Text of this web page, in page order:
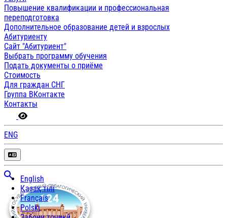
Повышение квалификации и профессиональная
переподготовка
Дополнительное образование детей и взрослых
Абитуриенту
Сайт "Абитуриент"
Выбрать программу обучения
Подать документы о приёме
Стоимость
Для граждан СНГ
Группа ВКонтакте
Контакты
ENG
English
Қазақ тілі
Français
Polski